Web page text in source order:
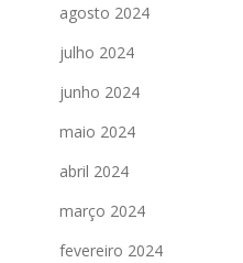
agosto 2024
julho 2024
junho 2024
maio 2024
abril 2024
março 2024
fevereiro 2024